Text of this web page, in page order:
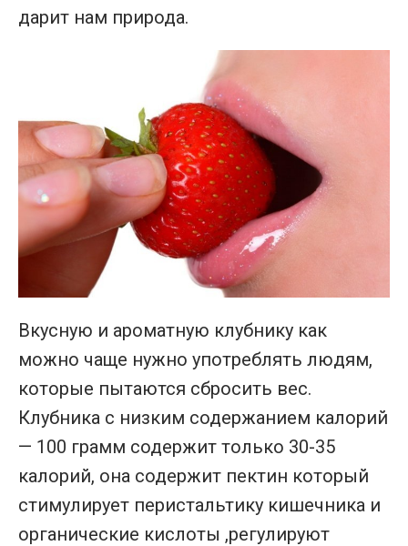
дарит нам природа.
Вкусную и ароматную клубнику как
можно чаще нужно употреблять людям,
которые пытаются сбросить вес.
Клубника с низким содержанием калорий
— 100 грамм содержит только 30-35
калорий, она содержит пектин который
стимулирует перистальтику кишечника и
органические кислоты ,регулируют